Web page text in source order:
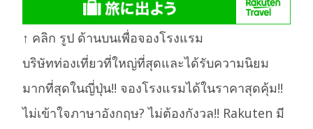
↑ คลิก รูป ด้านบนเพื่อจองโรงแรม
บริษัทท่องเที่ยวที่ใหญ่ที่สุดและได้รับความนิยม
มากที่สุดในญี่ปุ่น!! จองโรงแรมได้ในราคาสุดคุ้ม!!
ไม่เข้าใจภาษาอังกฤษ? ไม่ต้องกังวล!! Rakuten มี